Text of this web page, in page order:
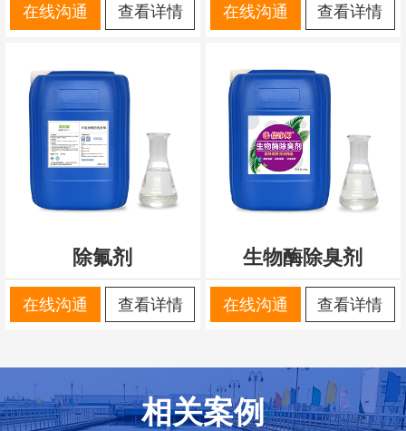
在线沟通 查看详情 在线沟通 查看详情
除氟剂
在线沟通 查看详情
生物酶除臭剂
在线沟通 查看详情
相关案例